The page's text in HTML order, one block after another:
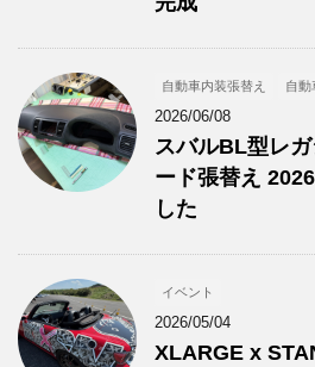
自動車内装張替え 自動
2026/06/08
スバルBL型レ
ード張替え
した
イベント
2026/05/04
XLARGE x